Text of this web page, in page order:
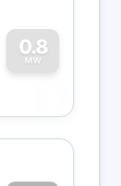
0.8
MW
0